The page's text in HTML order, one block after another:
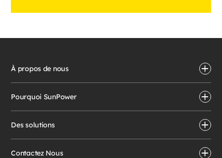
À propos de nous
Pourquoi SunPower
Des solutions
Contactez Nous